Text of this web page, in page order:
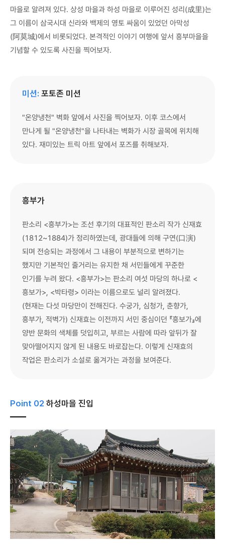
마을로 알려져 있다. 상성 마을과 하성 마을로 이루어진 성리(成里)는
그 이름이 삼국시대 신라와 백제의 영토 싸움이 있었던 아막성
(阿莫城)에서 비롯되었다. 본격적인 이야기 여행에 앞서 흥부마을을
기념할 수 있도록 사진을 찍어보자.
미션: 포토존 미션
"온양냉천" 벽화 앞에서 사진을 찍어보자. 이후 코스에서
만나게 될 "온양냉천"을 나타내는 벽화가 시장 골목에 위치해
있다. 재미있는 트릭 아트 앞에서 포즈를 취해보자.
흥부가
판소리 <흥부가>는 조선 후기의 대표적인 판소리 작가 신재효
(1812~1884)가 정리하였는데, 광대들에 의해 구연(口演)
되며 전승되는 과정에서 그 내용이 부분적으로 변하기는
했지만 기본적인 줄거리는 유지한 채 서민들에게 꾸준한
인기를 누려 왔다. <흥부가>는 판소리 여섯 마당의 하나로 <
흥보가>, <박타령> 이라는 이름으로도 널리 알려졌다.
(현재는 다섯 마당만이 전해진다. 수궁가, 심청가, 춘향가,
흥부가, 적벽가) 신재효는 이전까지 서민 중심이던 『흥보가』에
양반 문화의 색체를 덧입히고, 부르는 사람에 따라 앞뒤가 잘
맞아떨어지지 않게 된 내용도 바로잡는다. 이렇게 신재효의
작업은 판소리가 소설로 옮겨가는 과정을 보여준다.
Point 02 하성마을 진입